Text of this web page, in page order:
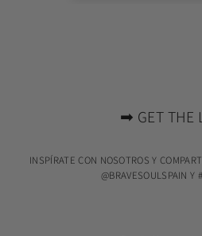
➡ GET THE
INSPÍRATE CON NOSOTROS Y
@BRAVESOULSPAIN Y